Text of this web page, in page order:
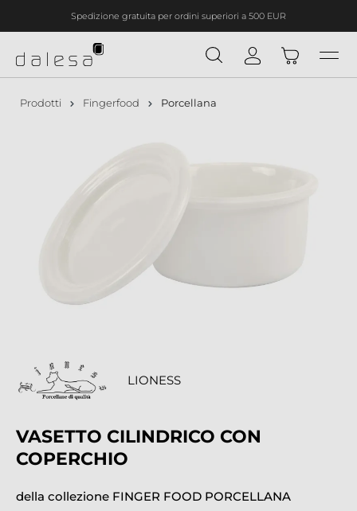
principaleSpedizione gratuita per ordini superiori a 500 EUR
Prodotti Fingerfood Porcellana
LIONESS
VASETTO CILINDRICO CON
COPERCHIO
della collezione FINGER FOOD PORCELLANA